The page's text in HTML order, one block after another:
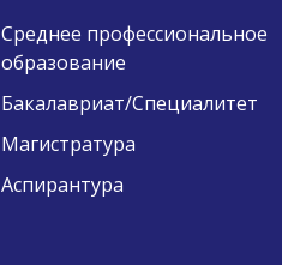
Среднее профессиональное
образование
Бакалавриат/Специалитет
Магистратура
Аспирантура